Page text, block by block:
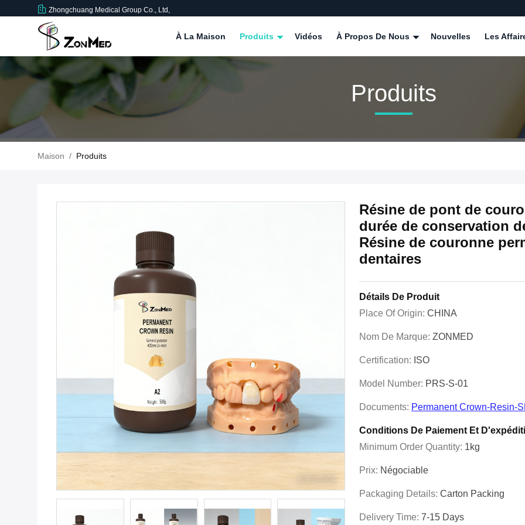
Zhongchuang Medical Group Co., Ltd,
À La Maison Produits Vidéos À Propos De Nous Nouvelles Les
Produits
Maison / Produits
Résine de pont de
durée de conservation
Résine de couronne
dentaires
Détails De Produit
Place Of Origin: CHINA
Nom De Marque: ZONMED
Certification: ISO
Model Number: PRS-S-01
Documents: Permanent Crown-Resin-
Conditions De Paiement Et
Minimum Order Quantity: 1kg
Prix: Négociable
Packaging Details: Carton Packing
Delivery Time: 7-15 Days